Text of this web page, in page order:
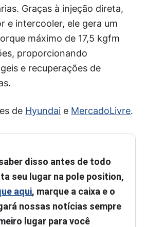
Graças à injeção direta,
e intercooler, ele gera um
máximo de 17,5 kgfm
proporcionando
e recuperações de
de Hyundai e MercadoLivre.
disso antes de todo
seu lugar na pole position,
aqui, marque a caixa e o
nossas notícias sempre
lugar para você